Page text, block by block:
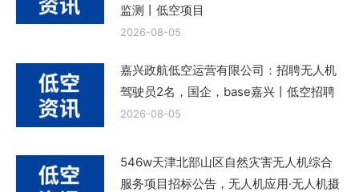
监测丨低空项目
2026-08-05
嘉兴政航低空运营有限公司：招聘无人机
驾驶员2名，国企，base嘉兴丨低空招聘
2026-08-05
546w天津北部山区自然灾害无人机综合
服务项目招标公告，无人机应用·无人机摄